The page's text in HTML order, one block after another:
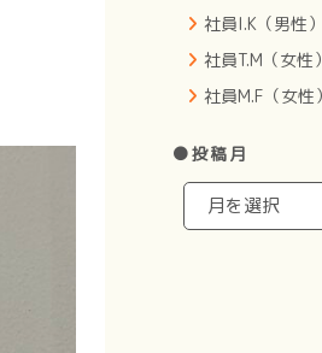
社員I.K（男性）
社員T.M（女性）
社員M.F（女性）
●投稿月